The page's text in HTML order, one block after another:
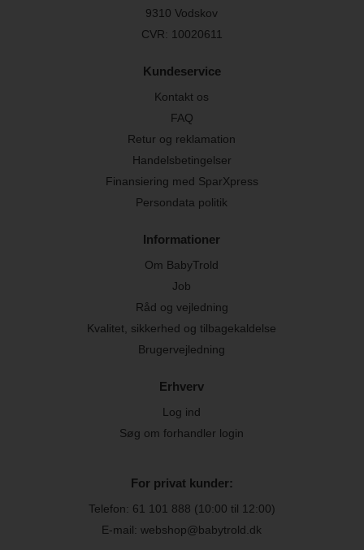
9310 Vodskov
CVR: 10020611
Kundeservice
Kontakt os
FAQ
Retur og reklamation
Handelsbetingelser
Finansiering med SparXpress
Persondata politik
Informationer
Om BabyTrold
Job
Råd og vejledning
Kvalitet, sikkerhed og tilbagekaldelse
Brugervejledning
Erhverv
Log ind
Søg om forhandler login
For privat kunder:
Telefon: 61 101 888 (10:00 til 12:00)
E-mail: webshop@babytrold.dk